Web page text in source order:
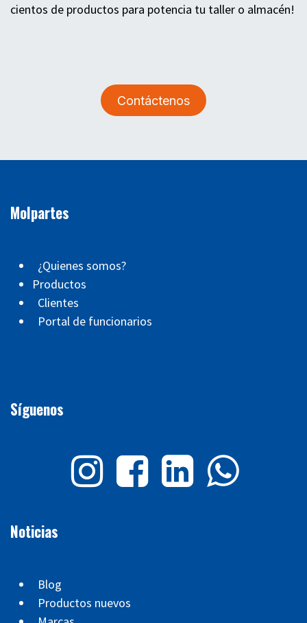
cientos de productos para potencia tu taller o almacén!
Contáctenos
Molpartes
¿Quienes somos?
Productos
Clientes
Portal de funcionarios
Síguenos
Noticias
Blog
Productos nuevos